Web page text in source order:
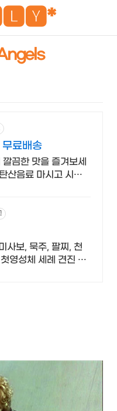
료배송
끔한 맛을 즐겨보세
산음료 마시고 시원
사보, 묵주, 팔찌, 천
영성체 세례 견진 가